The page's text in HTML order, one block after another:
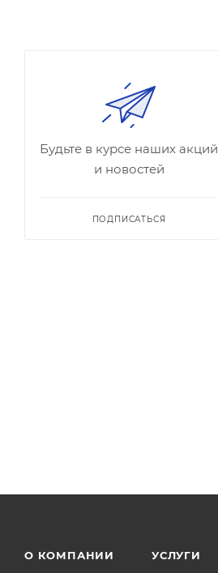
Будьте в курсе наших акций
и новостей
ПОДПИСАТЬСЯ
О КОМПАНИИ УСЛУГИ